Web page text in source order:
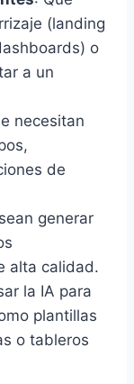
(landing
o
a un
necesitan
de
generar
alta calidad.
la IA para
plantillas
o tableros